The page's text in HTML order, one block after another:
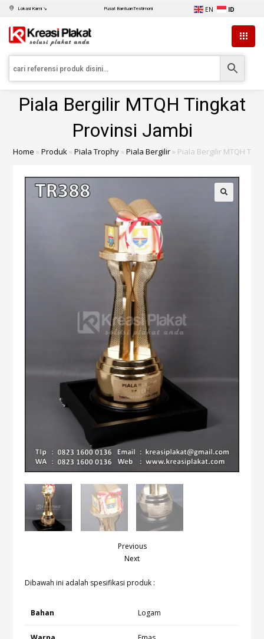
Lokasi Kami ↘ Pusat BantuanTestimoni EN ID
Piala Bergilir MTQH Tingkat
Provinsi Jambi
Home »Produk»Piala Trophy»Piala Bergilir» Piala Bergilir MTQH
Previous
Next
Dibawah ini adalah spesifikasi produk :
Bahan Logam